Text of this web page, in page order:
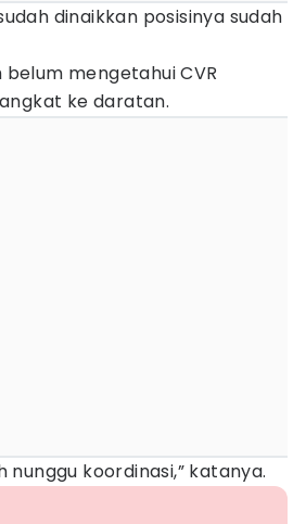
dinaikkan posisinya sudah
mengetahui CVR
ke daratan.
koordinasi,” katanya.